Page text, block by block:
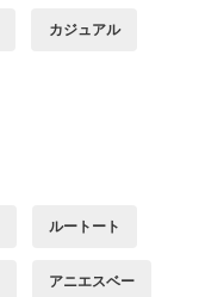
カジュアル
ルートート
アニエスベー